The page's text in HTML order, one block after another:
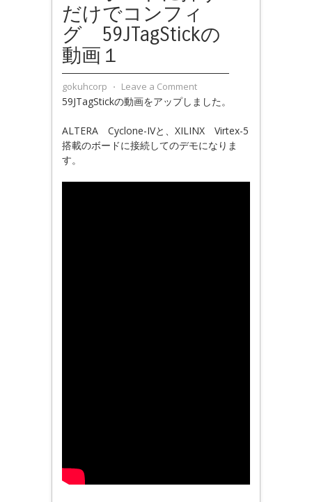
だけでコンフィ
グ 59JTagStickの
動画１
gokuhcorp ⋅ Leave a Comment
59JTagStickの動画をアップしました。
ALTERA Cyclone-IVと、XILINX Virtex-5
搭載のボードに接続してのデモになりま
す。